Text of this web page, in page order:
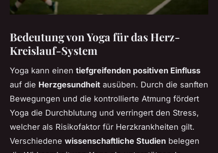
Bedeutung von Yoga für das Herz-
Kreislauf-System
Yoga kann einen tiefgreifenden positiven Einfluss
auf die Herzgesundheit ausüben. Durch die sanften
Bewegungen und die kontrollierte Atmung fördert
Yoga die Durchblutung und verringert den Stress,
welcher als Risikofaktor für Herzkrankheiten gilt.
Verschiedene wissenschaftliche Studien belegen